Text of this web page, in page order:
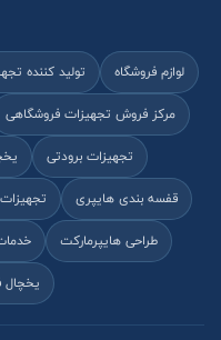
لوازم فروشگاه تولید کننده
مرکز فروش تجهیزات فروشگاهی
تجهیزات برودتی
قفسه بندی هایپری
طراحی هایپرمارکت
یخچال